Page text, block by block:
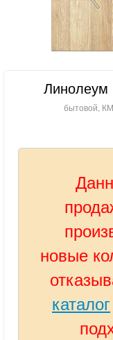
Линолеум
бытовой,
новые
каталог